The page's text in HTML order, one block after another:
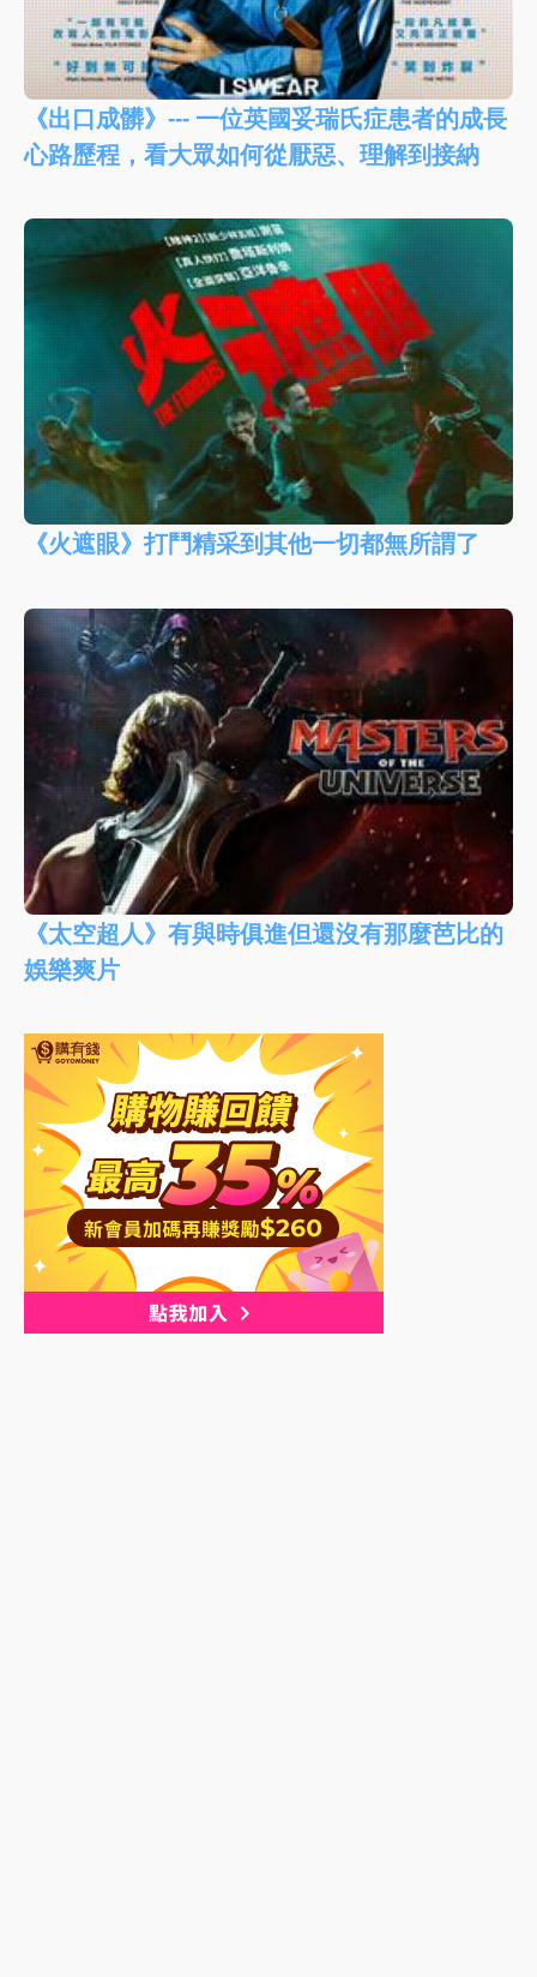
《出口成髒》--- 一位英國妥瑞氏症患者的成長
心路歷程，看大眾如何從厭惡、理解到接納
《火遮眼》打鬥精采到其他一切都無所謂了
《太空超人》有與時俱進但還沒有那麼芭比的
娛樂爽片